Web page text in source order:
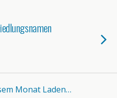
Monat Laden…